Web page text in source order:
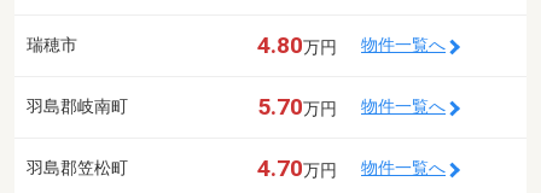
瑞穂市 4.80万円 物件一覧へ
羽島郡岐南町 5.70万円 物件一覧へ
羽島郡笠松町 4.70万円 物件一覧へ